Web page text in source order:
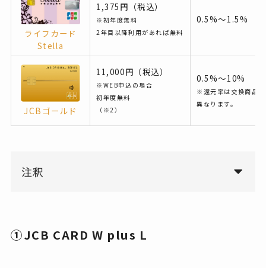
ライフカード
Stella
1,375円（税込）
※初年度無料
2年目以降利用があれば無料
0.5%〜1.5%
JCBゴールド
11,000円（税込）
※WEB申込の場合
初年度無料
（※2）
0.5%〜10%
※還元率は交換商品
異なります。
注釈
①JCB CARD W plus L